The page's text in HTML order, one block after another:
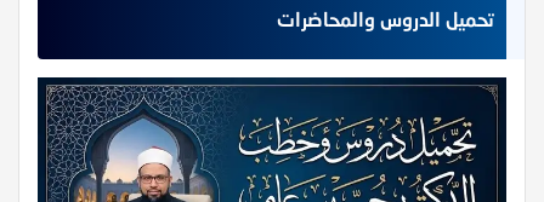
تحميل الدروس والمحاضرات